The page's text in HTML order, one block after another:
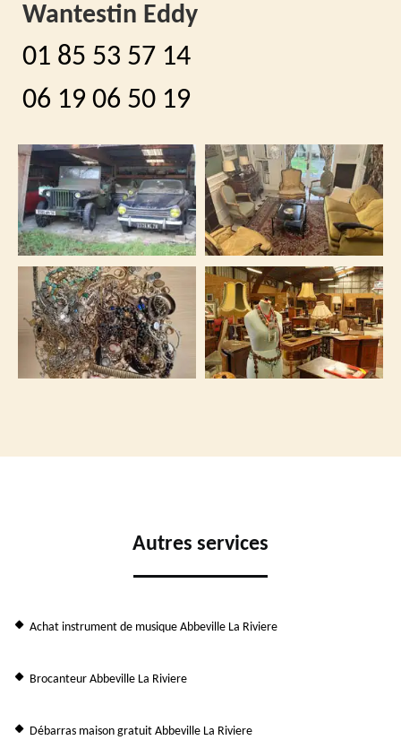
Wantestin Eddy
01 85 53 57 14
06 19 06 50 19
Autres services
Achat instrument de musique Abbeville La Riviere
Brocanteur Abbeville La Riviere
Débarras maison gratuit Abbeville La Riviere